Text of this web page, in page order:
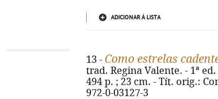
ADICIONAR À LISTA
13 - Como estrelas
trad. Regina Valente. - 1ª
494 p. ; 23 cm. - Tít. orig.:
972-0-03127-3